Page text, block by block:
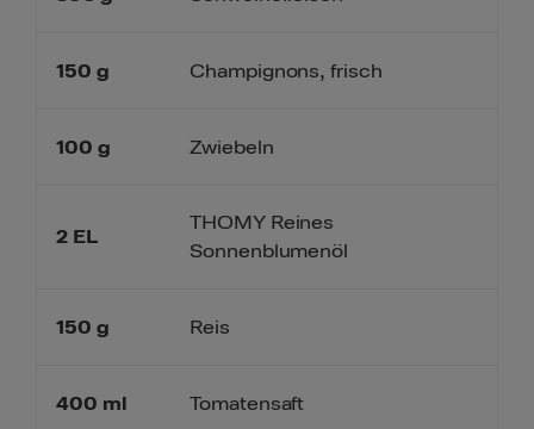
150 g
100 g
2 EL
150 g
400 ml
Champignons, frisch
Zwiebeln
THOMY Reines
Sonnenblumenöl
Reis
Tomatensaft